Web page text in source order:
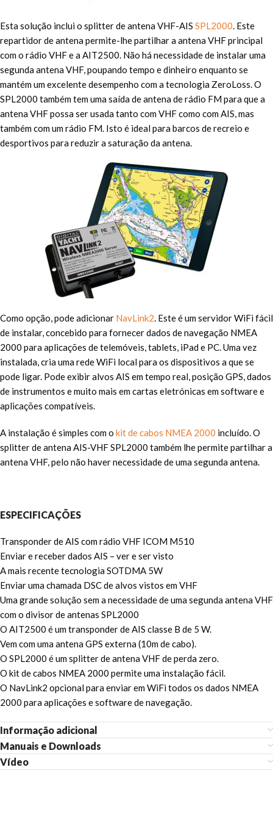
Esta solução inclui o splitter de antena VHF-AIS SPL2000. Este
repartidor de antena permite-lhe partilhar a antena VHF principal
com o rádio VHF e a AIT2500. Não há necessidade de instalar uma
segunda antena VHF, poupando tempo e dinheiro enquanto se
mantém um excelente desempenho com a tecnologia ZeroLoss. O
SPL2000 também tem uma saída de antena de rádio FM para que a
antena VHF possa ser usada tanto com VHF como com AIS, mas
também com um rádio FM. Isto é ideal para barcos de recreio e
desportivos para reduzir a saturação da antena.
Como opção, pode adicionar NavLink2. Este é um servidor WiFi fácil
de instalar, concebido para fornecer dados de navegação NMEA
2000 para aplicações de telemóveis, tablets, iPad e PC. Uma vez
instalada, cria uma rede WiFi local para os dispositivos a que se
pode ligar. Pode exibir alvos AIS em tempo real, posição GPS, dados
de instrumentos e muito mais em cartas eletrónicas em software e
aplicações compatíveis.
A instalação é simples com o kit de cabos NMEA 2000 incluído. O
splitter de antena AIS-VHF SPL2000 também lhe permite partilhar a
antena VHF, pelo não haver necessidade de uma segunda antena.
ESPECIFICAÇÕES
Transponder de AIS com rádio VHF ICOM M510
Enviar e receber dados AIS – ver e ser visto
A mais recente tecnologia SOTDMA 5W
Enviar uma chamada DSC de alvos vistos em VHF
Uma grande solução sem a necessidade de uma segunda antena VHF
com o divisor de antenas SPL2000
O AIT2500 é um transponder de AIS classe B de 5 W.
Vem com uma antena GPS externa (10m de cabo).
O SPL2000 é um splitter de antena VHF de perda zero.
O kit de cabos NMEA 2000 permite uma instalação fácil.
O NavLink2 opcional para enviar em WiFi todos os dados NMEA
2000 para aplicações e software de navegação.
Informação adicional
Manuais e Downloads
Vídeo